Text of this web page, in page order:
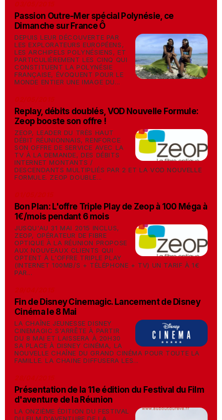
Passion Outre-Mer spécial Polynésie, ce
Dimanche sur France Ô
DEPUIS LEUR DÉCOUVERTE PAR
LES EXPLORATEURS EUROPÉENS,
LES ARCHIPELS POLYNÉSIENS, ET
PARTICULIÈREMENT LES CINQ QUI
CONSTITUENT LA POLYNÉSIE
FRANÇAISE, ÉVOQUENT POUR LE
MONDE ENTIER UNE IMAGE DU...
Replay, débits doublés, VOD Nouvelle Formule:
Zeop booste son offre !
ZEOP, LEADER DU TRÈS HAUT
DÉBIT RÉUNIONNAIS, RENFORCE
SON OFFRE DE SERVICE AVEC LA
TV À LA DEMANDE, DES DÉBITS
INTERNET MONTANTS /
DESCENDANTS MULTIPLIÉS PAR 2 ET LA VOD NOUVELLE
FORMULE. ZEOP DOUBLE...
Bon Plan: L'offre Triple Play de Zeop à 100 Méga à
1€/mois pendant 6 mois
JUSQU'AU 31 MAI 2015 INCLUS,
ZEOP, OPÉRATEUR DE FIBRE
OPTIQUE À LA RÉUNION PROPOSE
AUX NOUVEAUX CLIENTS QUI
OPTENT À L'OFFRE TRIPLE PLAY
(INTERNET 100MB/S + TÉLÉPHONE + TV) UN TARIF À 1€
PAR...
Fin de Disney Cinemagic. Lancement de Disney
Cinéma le 8 Mai
LA CHAÎNE JEUNESSE DISNEY
CINEMAGIC S'ARRÊTE À PARTIR
DU 8 MAI ET LAISSERA À 20H30
SA PLACE À DISNEY CINÉMA, LA
NOUVELLE CHAÎNE DU GRAND CINÉMA POUR TOUTE LA
FAMILLE. LA CHAINE DIFFUSERA LES...
Présentation de la 11e édition du Festival du Film
d'aventure de la Réunion
LA ONZIÈME ÉDITION DU FESTIVAL